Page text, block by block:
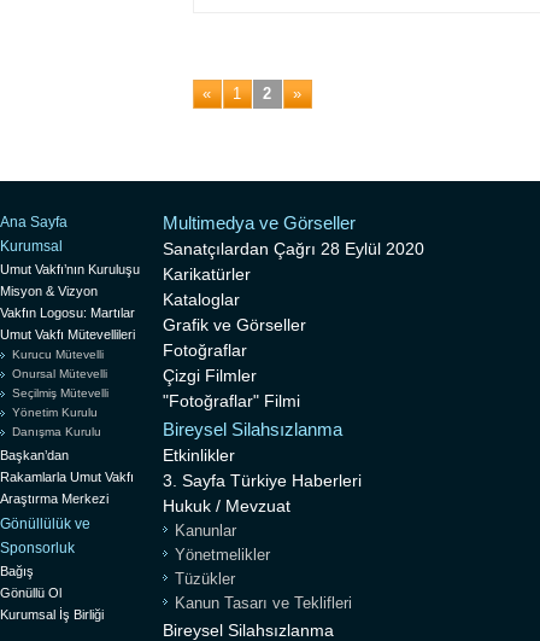
« 1 2 »
Ana Sayfa
Kurumsal
Umut Vakfı’nın Kuruluşu
Misyon & Vizyon
Vakfın Logosu: Martılar
Umut Vakfı Mütevellileri
Kurucu Mütevelli
Onursal Mütevelli
Seçilmiş Mütevelli
Yönetim Kurulu
Danışma Kurulu
Başkan’dan
Rakamlarla Umut Vakfı
Araştırma Merkezi
Gönüllülük ve
Sponsorluk
Bağış
Gönüllü Ol
Kurumsal İş Birliği
Multimedya ve Görseller
Sanatçılardan Çağrı 28 Eylül 2020
Karikatürler
Kataloglar
Grafik ve Görseller
Fotoğraflar
Çizgi Filmler
"Fotoğraflar" Filmi
Bireysel Silahsızlanma
Etkinlikler
3. Sayfa Türkiye Haberleri
Hukuk / Mevzuat
Kanunlar
Yönetmelikler
Tüzükler
Kanun Tasarı ve Teklifleri
Bireysel Silahsızlanma